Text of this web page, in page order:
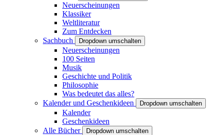
Neuerscheinungen
Klassiker
Weltliteratur
Zum Entdecken
Sachbuch
Dropdown umschalten
Neuerscheinungen
100 Seiten
Musik
Geschichte und Politik
Philosophie
Was bedeutet das alles?
Kalender und Geschenkideen
Dropdown umschalten
Kalender
Geschenkideen
Alle Bücher
Dropdown umschalten